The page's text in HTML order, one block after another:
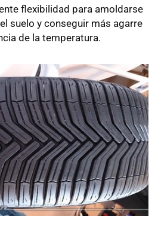
flexibilidad para amoldarse
suelo y conseguir más agarre
de la temperatura.